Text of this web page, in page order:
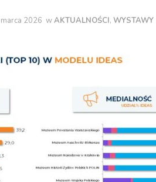
2026 wAKTUALNOŚCI, WYSTAWY